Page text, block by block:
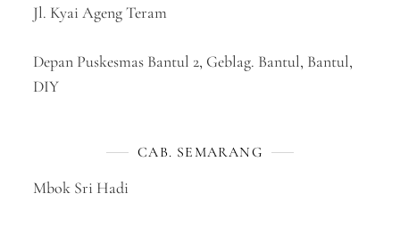
Jl. Kyai Ageng Teram
Depan Puskesmas Bantul 2, Geblag. Bantul, Bantul,
DIY
CAB. SEMARANG
Mbok Sri Hadi